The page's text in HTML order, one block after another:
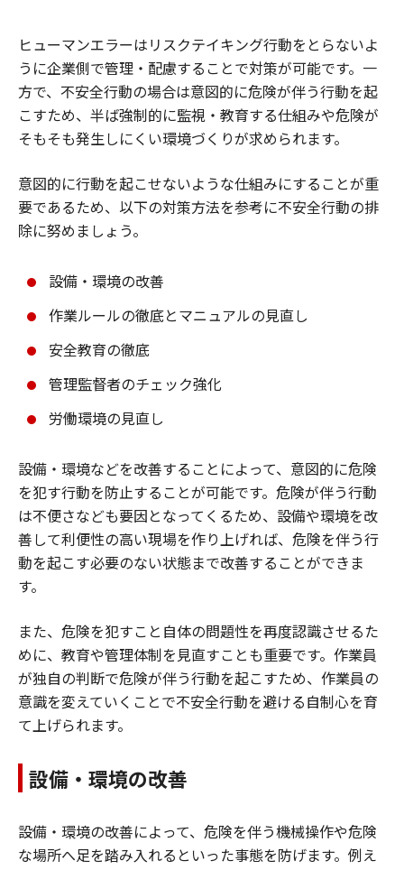
ヒューマンエラーはリスクテイキング行動をとらないよ
うに企業側で管理・配慮することで対策が可能です。一
方で、不安全行動の場合は意図的に危険が伴う行動を起
こすため、半ば強制的に監視・教育する仕組みや危険が
そもそも発生しにくい環境づくりが求められます。
意図的に行動を起こせないような仕組みにすることが重
要であるため、以下の対策方法を参考に不安全行動の排
除に努めましょう。
設備・環境の改善
作業ルールの徹底とマニュアルの見直し
安全教育の徹底
管理監督者のチェック強化
労働環境の見直し
設備・環境などを改善することによって、意図的に危険
を犯す行動を防止することが可能です。危険が伴う行動
は不便さなども要因となってくるため、設備や環境を改
善して利便性の高い現場を作り上げれば、危険を伴う行
動を起こす必要のない状態まで改善することができま
す。
また、危険を犯すこと自体の問題性を再度認識させるた
めに、教育や管理体制を見直すことも重要です。作業員
が独自の判断で危険が伴う行動を起こすため、作業員の
意識を変えていくことで不安全行動を避ける自制心を育
て上げられます。
設備・環境の改善
設備・環境の改善によって、危険を伴う機械操作や危険
な場所へ足を踏み入れるといった事態を防げます。例え